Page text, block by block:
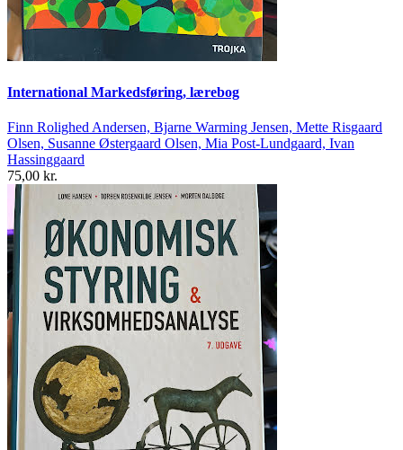
International Markedsføring, lærebog
Finn Rolighed Andersen, Bjarne Warming Jensen, Mette Risgaard
Olsen, Susanne Østergaard Olsen, Mia Post-Lundgaard, Ivan
Hassinggaard
75,00 kr.